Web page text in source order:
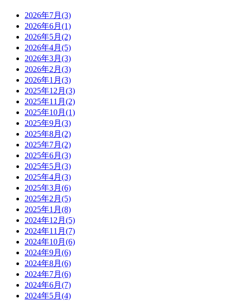
2026年7月(3)
2026年6月(1)
2026年5月(2)
2026年4月(5)
2026年3月(3)
2026年2月(3)
2026年1月(3)
2025年12月(3)
2025年11月(2)
2025年10月(1)
2025年9月(3)
2025年8月(2)
2025年7月(2)
2025年6月(3)
2025年5月(3)
2025年4月(3)
2025年3月(6)
2025年2月(5)
2025年1月(8)
2024年12月(5)
2024年11月(7)
2024年10月(6)
2024年9月(6)
2024年8月(6)
2024年7月(6)
2024年6月(7)
2024年5月(4)